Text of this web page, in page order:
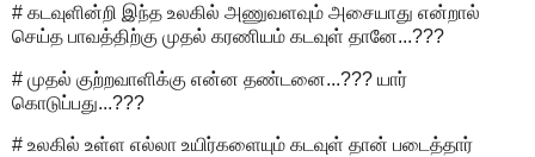
# கடவுளின்றி இந்த உலகில் அணுவளவும் அசையாது என்றால்
செய்த பாவத்திற்கு முதல் கரணியம் கடவுள் தானே...???
# முதல் குற்றவாளிக்கு என்ன தண்டனை...??? யார்
கொடுப்பது...???
# உலகில் உள்ள எல்லா உயிர்களையும் கடவுள் தான் படைத்தார்